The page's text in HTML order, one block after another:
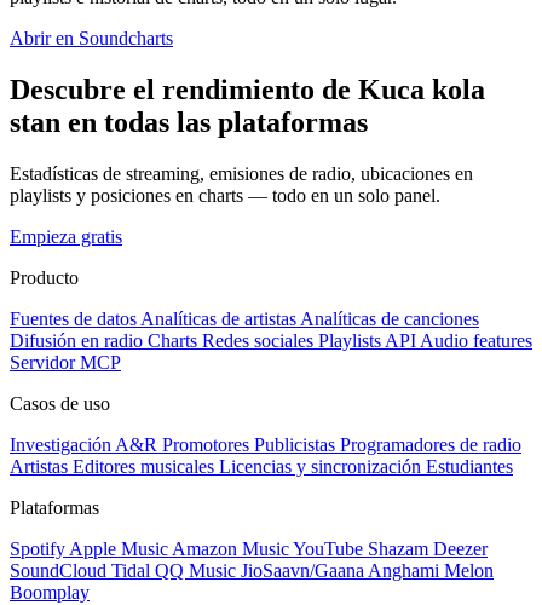
Abrir en Soundcharts
Descubre el rendimiento de Kuca kola
stan en todas las plataformas
Estadísticas de streaming, emisiones de radio, ubicaciones en
playlists y posiciones en charts — todo en un solo panel.
Empieza gratis
Producto
Fuentes de datos Analíticas de artistas Analíticas de canciones
Difusión en radio Charts Redes sociales Playlists API Audio features
Servidor MCP
Casos de uso
Investigación A&R Promotores Publicistas Programadores de radio
Artistas Editores musicales Licencias y sincronización Estudiantes
Plataformas
Spotify Apple Music Amazon MusicYouTube Shazam Deezer
SoundCloud Tidal QQ Music JioSaavn/Gaana Anghami Melon
Boomplay